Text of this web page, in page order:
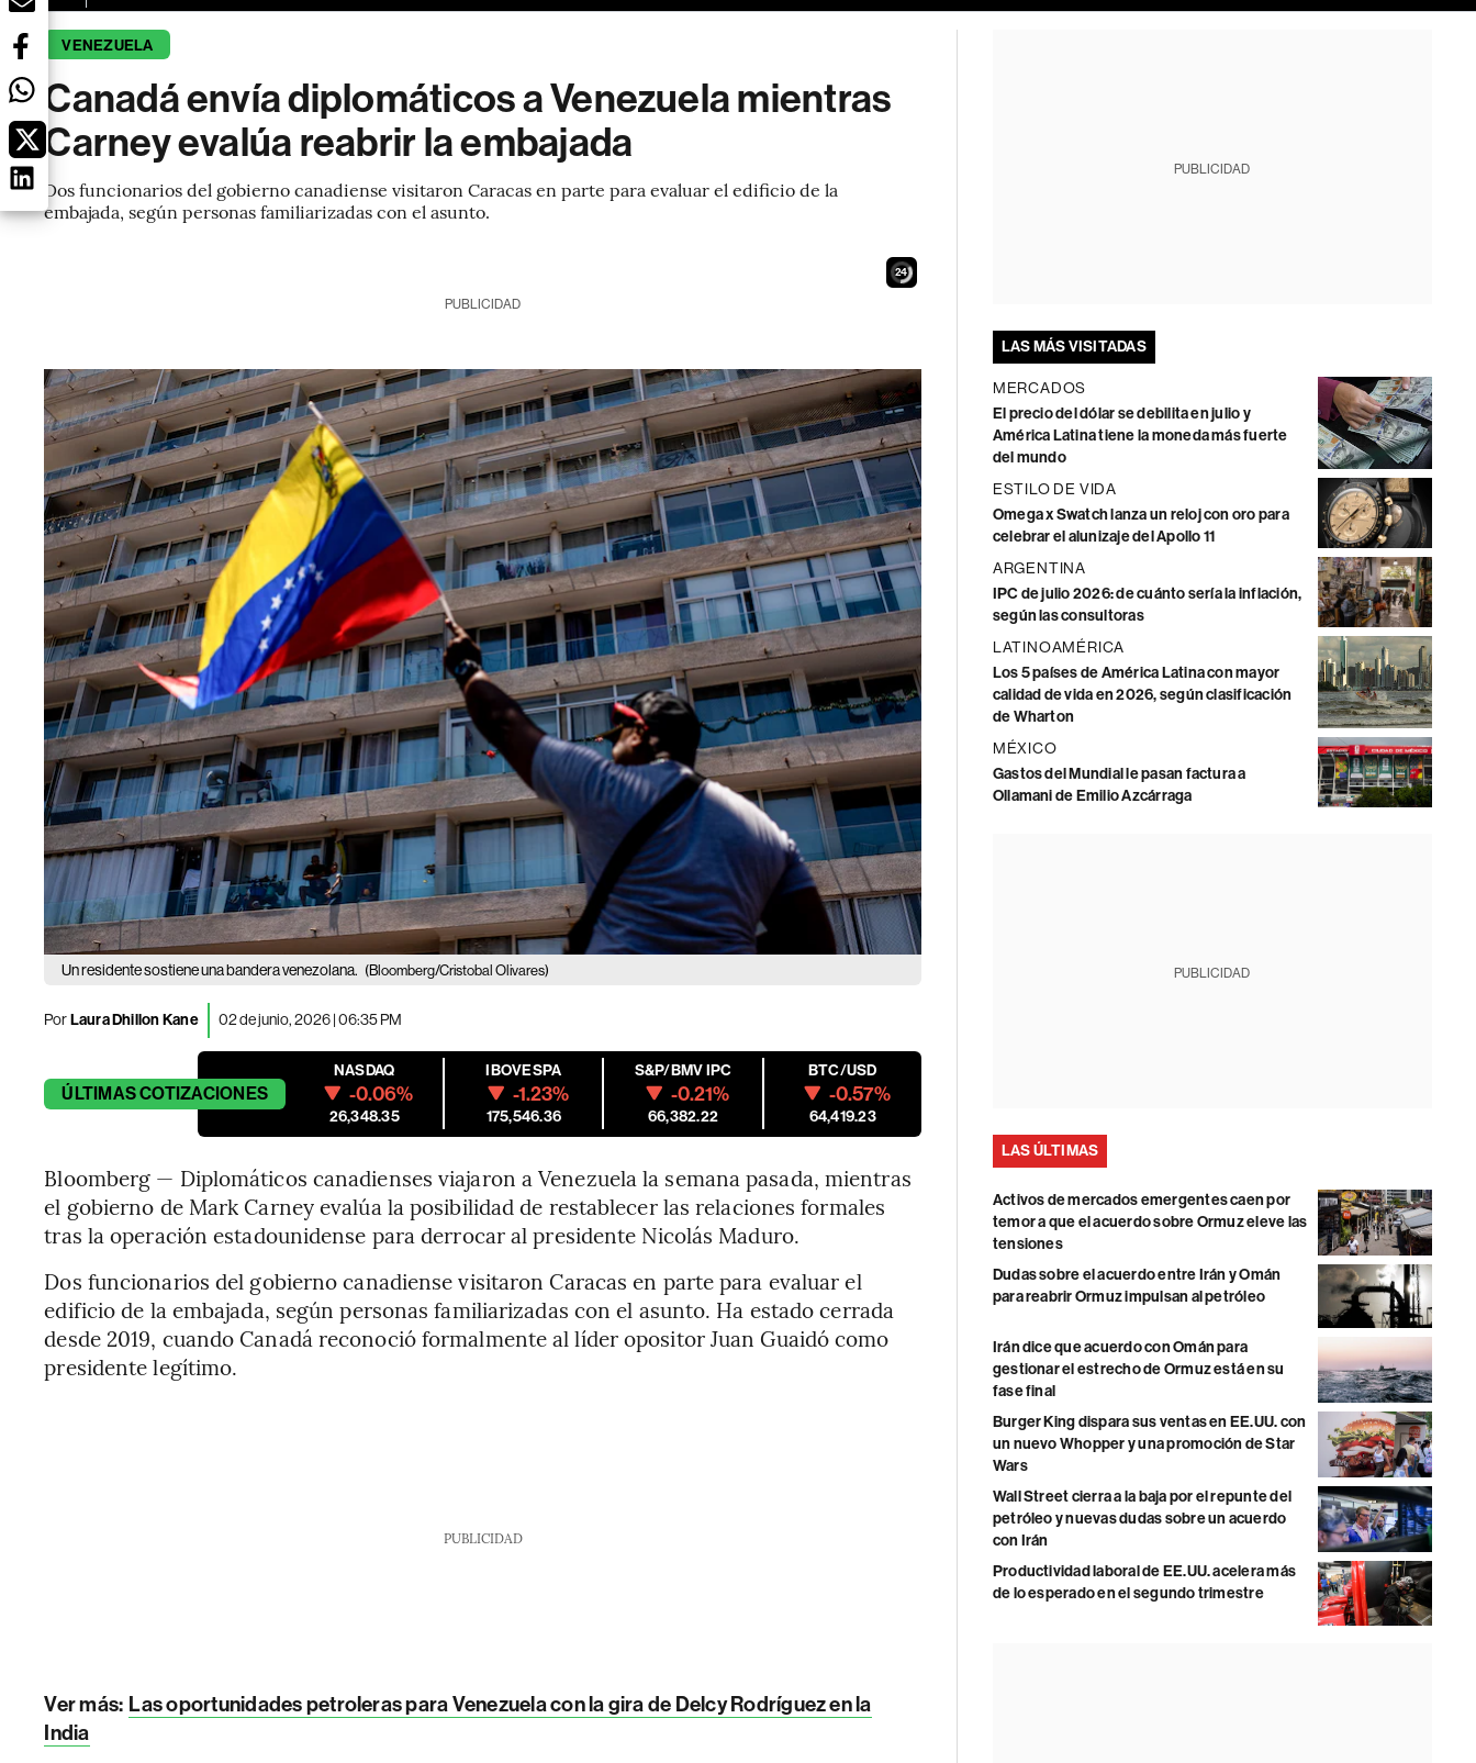
VENEZUELA
Canadá envía diplomáticos a Venezuela mientras
Carney evalúa reabrir la embajada
Dos funcionarios del gobierno canadiense visitaron Caracas en parte para evaluar el edificio de la
embajada, según personas familiarizadas con el asunto.
22
PUBLICIDAD
Un residente sostiene una bandera venezolana. (Bloomberg/Cristobal Olivares)
PorLaura Dhillon Kane 02 de junio, 2026 | 06:35 PM
ÚLTIMASCOTIZACIONES
NASDAQ
-0.06%
26,348.35
IBOVESPA
-1.23%
175,546.36
S&P/BMV IPC
-0.21%
66,382.22
BTC/USD
-0.57%
64,419.23
Bloomberg — Diplomáticos canadienses viajaron a Venezuela la semana pasada, mientras
el gobierno de Mark Carney evalúa la posibilidad de restablecer las relaciones formales
tras la operación estadounidense para derrocar al presidente Nicolás Maduro.
Dos funcionarios del gobierno canadiense visitaron Caracas en parte para evaluar el
edificio de la embajada, según personas familiarizadas con el asunto. Ha estado cerrada
desde 2019, cuando Canadá reconoció formalmente al líder opositor Juan Guaidó como
presidente legítimo.
PUBLICIDAD
Ver más: Las oportunidades petroleras para Venezuela con la gira de Delcy Rodríguez en la
India
PUBLICIDAD
LAS MÁS VISITADAS
MERCADOS
El precio del dólar se debilita en julio y
América Latina tiene la moneda más fuerte
del mundo
ESTILO DE VIDA
Omega x Swatch lanza un reloj con oro para
celebrar el alunizaje del Apollo 11
ARGENTINA
IPC de julio 2026: de cuánto sería la inflación,
según las consultoras
LATINOAMÉRICA
Los 5 países de América Latina con mayor
calidad de vida en 2026, según clasificación
de Wharton
MÉXICO
Gastos del Mundial le pasan factura a
Ollamani de Emilio Azcárraga
PUBLICIDAD
LAS ÚLTIMAS
Activos de mercados emergentes caen por
temor a que el acuerdo sobre Ormuz eleve las
tensiones
Dudas sobre el acuerdo entre Irán y Omán
para reabrir Ormuz impulsan al petróleo
Irán dice que acuerdo con Omán para
gestionar el estrecho de Ormuz está en su
fase final
Burger King dispara sus ventas en EE.UU. con
un nuevo Whopper y una promoción de Star
Wars
Wall Street cierra a la baja por el repunte del
petróleo y nuevas dudas sobre un acuerdo
con Irán
Productividad laboral de EE.UU. acelera más
de lo esperado en el segundo trimestre